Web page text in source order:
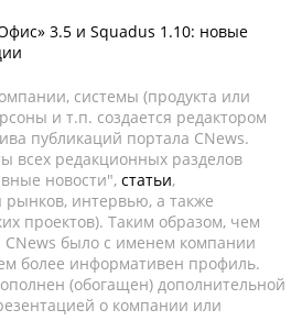
3.5 и Squadus 1.10: новые
системы (продукта или
и т.п. создается редактором
публикаций портала CNews.
всех редакционных разделов
новости", статьи,
интервью, а также
проектов). Таким образом, чем
было с именем компании
более информативен профиль.
(обогащен) дополнительной
о компании или